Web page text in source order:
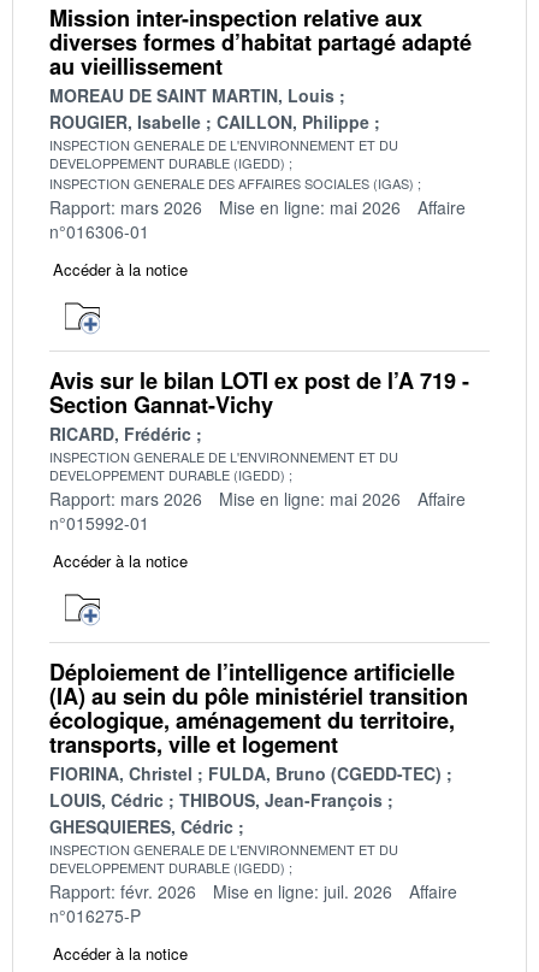
Mission inter-inspection relative aux
diverses formes d’habitat partagé adapté
au vieillissement
MOREAU DE SAINT MARTIN, Louis
ROUGIER, Isabelle
CAILLON, Philippe
INSPECTION GENERALE DE L'ENVIRONNEMENT ET DU
DEVELOPPEMENT DURABLE (IGEDD)
INSPECTION GENERALE DES AFFAIRES SOCIALES (IGAS)
Rapport: mars 2026 Mise en ligne: mai 2026
Affaire
n°016306-01
Accéder à la notice
Avis sur le bilan LOTI ex post de l’A 719 -
Section Gannat-Vichy
RICARD, Frédéric
INSPECTION GENERALE DE L'ENVIRONNEMENT ET DU
DEVELOPPEMENT DURABLE (IGEDD)
Rapport: mars 2026 Mise en ligne: mai 2026
Affaire
n°015992-01
Accéder à la notice
Déploiement de l’intelligence artificielle
(IA) au sein du pôle ministériel transition
écologique, aménagement du territoire,
transports, ville et logement
FIORINA, Christel
FULDA, Bruno (CGEDD-TEC)
LOUIS, Cédric
THIBOUS, Jean-François
GHESQUIERES, Cédric
INSPECTION GENERALE DE L'ENVIRONNEMENT ET DU
DEVELOPPEMENT DURABLE (IGEDD)
Rapport: févr. 2026 Mise en ligne: juil. 2026
Affaire
n°016275-P
Accéder à la notice